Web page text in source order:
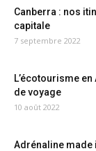
Canberra : nos
capitale
7 septembre 2022
L’écotourisme
de voyage
10 août 2022
Adrénaline made